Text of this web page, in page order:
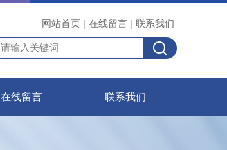
网站首页 | 在线留言 | 联系我们
在线留言 联系我们